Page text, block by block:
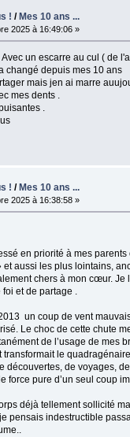
! /Mes 10 ans ...
2025 à 16:49:06 »
un escarre au cul ( de
changé depuis mes 10 ans
mais jen ai marre
mes dents .
.
! / Mes 10 ans ...
2025 à 16:38:58 »
en priorité à mes parents
et aussi les plus lointains,
chers à mon cœur. Je
foi et de partage .
un coup de vent
Le choc de cette chute
de l’usage de mes
transformait le
découvertes, de voyages,
force pure d’un seul coup
déjà tellement sollicité
pensais indestructible